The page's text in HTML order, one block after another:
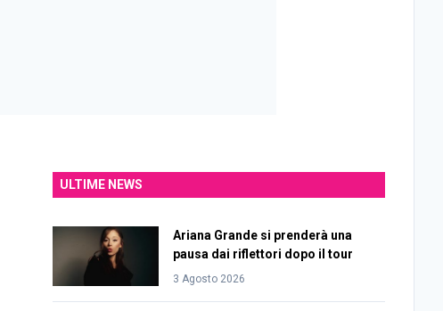
ULTIME NEWS
Ariana Grande si prenderà una
pausa dai riflettori dopo il tour
3 Agosto 2026